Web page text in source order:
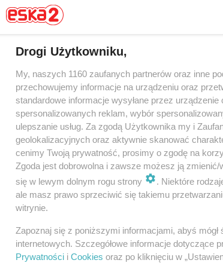
"Zaczęłam nosić kolce, ćwieki i marynarki.
wykorzystywać nieprzychylnych opinii,
przekuwać ją w coś dobrego. To mnie
nieprawdziwych materiałów, sprytnych
przedstawiały mnie w złym świetle. Wtedy
Drogi Użytkowniku,
My, naszych 1160 zaufanych partnerów oraz inne
przechowujemy informacje na urządzeniu oraz
standardowe informacje wysyłane przez
spersonalizowanych reklam, wybór
ulepszanie usług. Za zgodą Użytkownika my i
geolokalizacyjnych oraz aktywnie skanować
cenimy Twoją prywatność, prosimy o zgodę na
Zgoda jest dobrowolna i zawsze możesz ją
się w lewym dolnym rogu strony
. Niektóre
ale masz prawo sprzeciwić się takiemu
witrynie.
Zapoznaj się z poniższymi informacjami, abyś
internetowych. Szczegółowe informacje dotyczące
Prywatności i Cookies oraz po kliknięciu w